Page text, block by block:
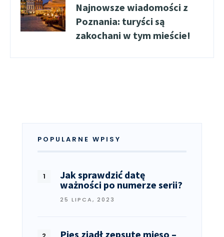
Najnowsze wiadomości z
Poznania: turyści są
zakochani w tym mieście!
POPULARNE WPISY
Jak sprawdzić datę
ważności po numerze serii?
25 LIPCA, 2023
Pies zjadł zepsute mięso –